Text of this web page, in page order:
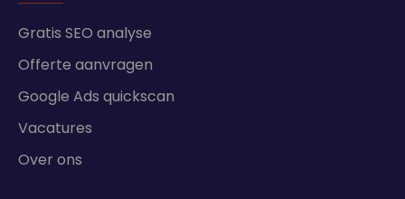
Gratis SEO analyse
Offerte aanvragen
Google Ads quickscan
Vacatures
Over ons